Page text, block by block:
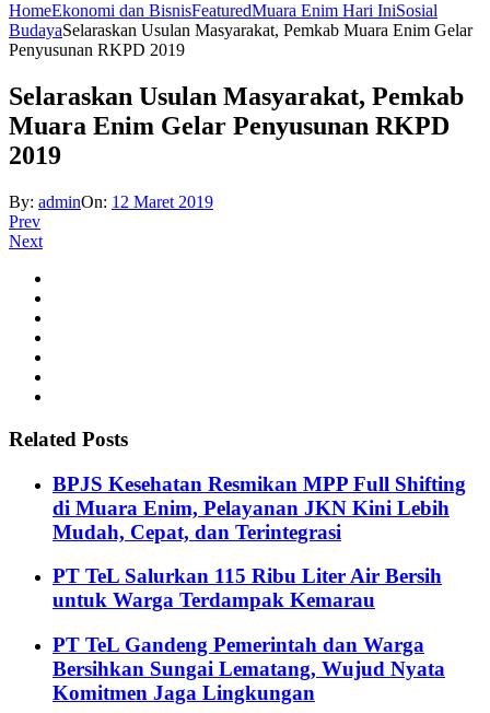
HomeEkonomi dan BisnisFeaturedMuara Enim Hari IniSosial
BudayaSelaraskan Usulan Masyarakat, Pemkab Muara Enim Gelar
Penyusunan RKPD 2019
Selaraskan Usulan Masyarakat, Pemkab
Muara Enim Gelar Penyusunan RKPD
2019
By: adminOn: 12 Maret 2019
Prev
Next
Related Posts
BPJS Kesehatan Resmikan MPP Full Shifting
di Muara Enim, Pelayanan JKN Kini Lebih
Mudah, Cepat, dan Terintegrasi
PT TeL Salurkan 115 Ribu Liter Air Bersih
untuk Warga Terdampak Kemarau
PT TeL Gandeng Pemerintah dan Warga
Bersihkan Sungai Lematang, Wujud Nyata
Komitmen Jaga Lingkungan